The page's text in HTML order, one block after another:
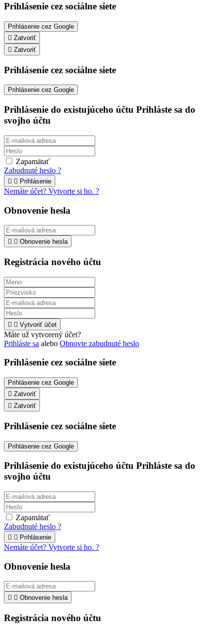
Prihlásenie cez sociálne siete
Prihlásenie cez Google
 Zatvoriť
 Zatvoriť
Prihlásenie cez sociálne siete
Prihlásenie cez Google
Prihlásenie do existujúceho účtu Prihláste sa do
svojho účtu
Zapamätať
Zabudnuté heslo ?
  Prihlásenie
Nemáte účet? Vytvorte si ho. ?
Obnovenie hesla
  Obnovenie hesla
Registrácia nového účtu
  Vytvoriť účet
Máte už vytvorený účet?
Prihláste sa alebo Obnovte zabudnuté heslo
Prihlásenie cez sociálne siete
Prihlásenie cez Google
 Zatvoriť
 Zatvoriť
Prihlásenie cez sociálne siete
Prihlásenie cez Google
Prihlásenie do existujúceho účtu Prihláste sa do
svojho účtu
Zapamätať
Zabudnuté heslo ?
  Prihlásenie
Nemáte účet? Vytvorte si ho. ?
Obnovenie hesla
  Obnovenie hesla
Registrácia nového účtu